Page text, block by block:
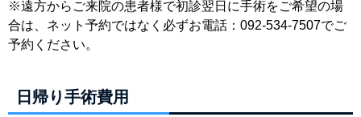
※遠方からご来院の患者様で初診翌日に手術をご希望の場
合は、ネット予約ではなく必ずお電話：092-534-7507でご
予約ください。
日帰り手術費用